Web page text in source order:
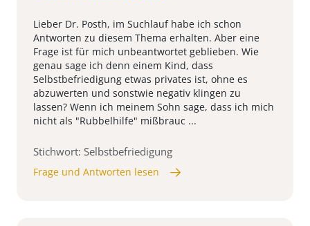
Lieber Dr. Posth, im Suchlauf habe ich schon
Antworten zu diesem Thema erhalten. Aber eine
Frage ist für mich unbeantwortet geblieben. Wie
genau sage ich denn einem Kind, dass
Selbstbefriedigung etwas privates ist, ohne es
abzuwerten und sonstwie negativ klingen zu
lassen? Wenn ich meinem Sohn sage, dass ich mich
nicht als "Rubbelhilfe" mißbrauc ...
Stichwort: Selbstbefriedigung
Frage und Antworten lesen